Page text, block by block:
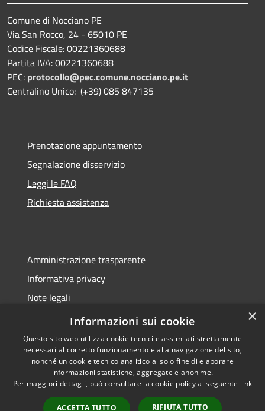
Comune di Nocciano PE
Via San Rocco, 24 - 65010 PE
Codice Fiscale: 00221360688
Partita IVA: 00221360688
PEC: protocollo@pec.comune.nocciano.pe.it
Centralino Unico: (+39) 085 847135
Prenotazione appuntamento
Segnalazione disservizio
Leggi le FAQ
Richiesta assistenza
Amministrazione trasparente
Informativa privacy
Note legali
Dichiarazione di accessibilità
Accessibilità
Copyright © 2026 • Comune di
Nocciano • Powered by
Municipium• Accesso
×
Informazioni sui cookie
Questo sito web utilizza cookie tecnici e assimilati strettamente
necessari al corretto funzionamento e alla navigazione del sito,
nonché un cookie tecnico analitico al solo fine di elaborare
informazioni statistiche, aggregate e anonime.
Per maggiori dettagli, può consultare la cookie policy al seguente link
ACCETTA TUTTO RIFIUTA TUTTO